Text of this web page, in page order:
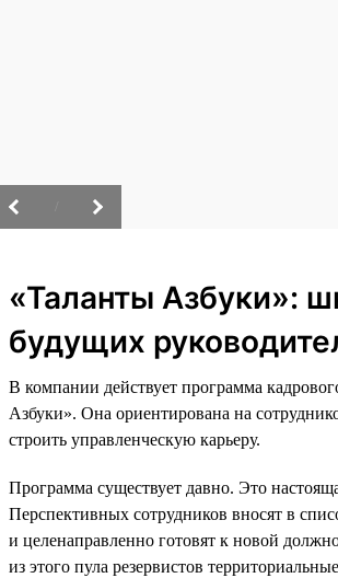
«Таланты Азбуки»:
будущих
В компании действует программа
Азбуки». Она ориентирована на
строить управленческую карьеру.
Программа существует давно. Это
Перспективных сотрудников вносят в
и целенаправленно готовят к новой
из этого пула резервистов